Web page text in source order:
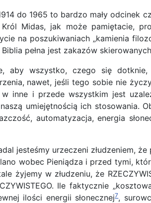
do 1965 to bardzo mały odcinek
Midas, jak może pamiętacie,
na poszukiwaniach „kamienia
pełna jest zakazów
aby wszystko, czego się
nawet, jeśli tego sobie nie
inne i przede wszystkim jest
umiejętnością ich stosowania.
automatyzacja, energia
jesteśmy urzeczeni złudzeniem,
wobec Pieniądza i przed tymi,
żyjemy w złudzeniu, że
Ile faktycznie
ilości energii słonecznej7,